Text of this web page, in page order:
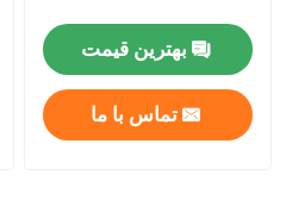
بهترین قیمت
تماس با ما